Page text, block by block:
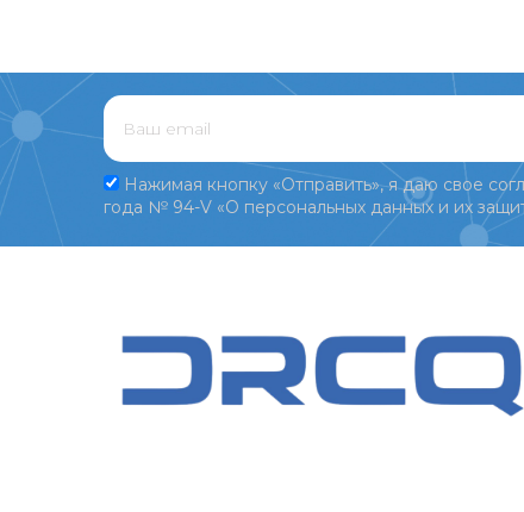
Нажимая кнопку «Отправить», я даю свое
года № 94-V «О персональных данных и их